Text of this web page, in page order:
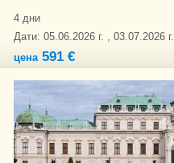
4 дни
Дати: 05.06.2026 г. , 03.07.2026 г.
цена591 €